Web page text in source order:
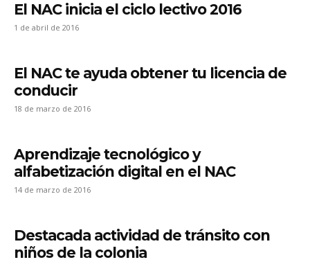
El NAC inicia el ciclo lectivo 2016
1 de abril de 2016
El NAC te ayuda obtener tu licencia de
conducir
18 de marzo de 2016
Aprendizaje tecnológico y
alfabetización digital en el NAC
14 de marzo de 2016
Destacada actividad de tránsito con
niños de la colonia